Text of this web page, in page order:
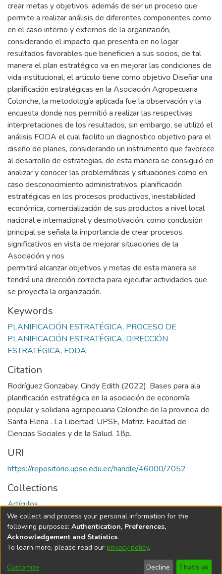
crear metas y objetivos, además de ser un proceso que
permite a realizar análisis de diferentes componentes como
en el caso interno y externos de la organización,
considerando el impacto que presenta en no logar
resultados favorables que beneficien a sus socios, de tal
manera el plan estratégico va en mejorar las condiciones de
vida institucional, el articulo tiene como objetivo Diseñar una
planificación estratégicas en la Asociación Agropecuaria
Colonche, la metodología aplicada fue la observación y la
encuesta donde nos permitió a realizar las respectivas
interpretaciones de los resultados, sin embargo, se utilizó el
análisis FODA el cual facilito un diagnostico objetivo para el
diseño de planes, considerando un instrumento que favorece
al desarrollo de estrategias, de esta manera se consiguió en
analizar y conocer las problemáticas y situaciones como en
caso desconocimiento administrativos, planificación
estratégicas en los procesos productivos, inestabilidad
económica, comercialización de sus productos a nivel local
nacional e internacional y desmotivación, como conclusión
principal se señala la importancia de crear procesos
significativos en vista de mejorar situaciones de la
Asociación y nos
permitirá alcanzar objetivos y metas de esta manera se
tendrá una dirección correcta para ejecutar actividades que
se proyecta la organización.
Keywords
PLANIFICACIÓN ESTRATÉGICA, PROCESO DE
PLANIFICACIÓN ESTRATÉGICA, DIRECCIÓN
ESTRATÉGICA, FODA
Citation
Rodríguez Gonzabay, Cindy Edith (2022). Bases para ala
planificación estratégica en la asociación de economía
popular y solidaria agropecuaria Colonche de la provincia de
Santa Elena . La Libertad. UPSE, Matriz. Facultad de
Ciencias Sociales y de la Salud. 18p.
URI
https://repositorio.upse.edu.ec/handle/46000/7052
Collections
Artículos
Full item page
DSpace softwarecopyright © 2002-2026
Cookie
End User
Send
We collect and process your personal information for the
following purposes: Authentication, Preferences,
Acknowledgement and Statistics.
To learn more, please read our privacy policy.
Customize Decline That's ok